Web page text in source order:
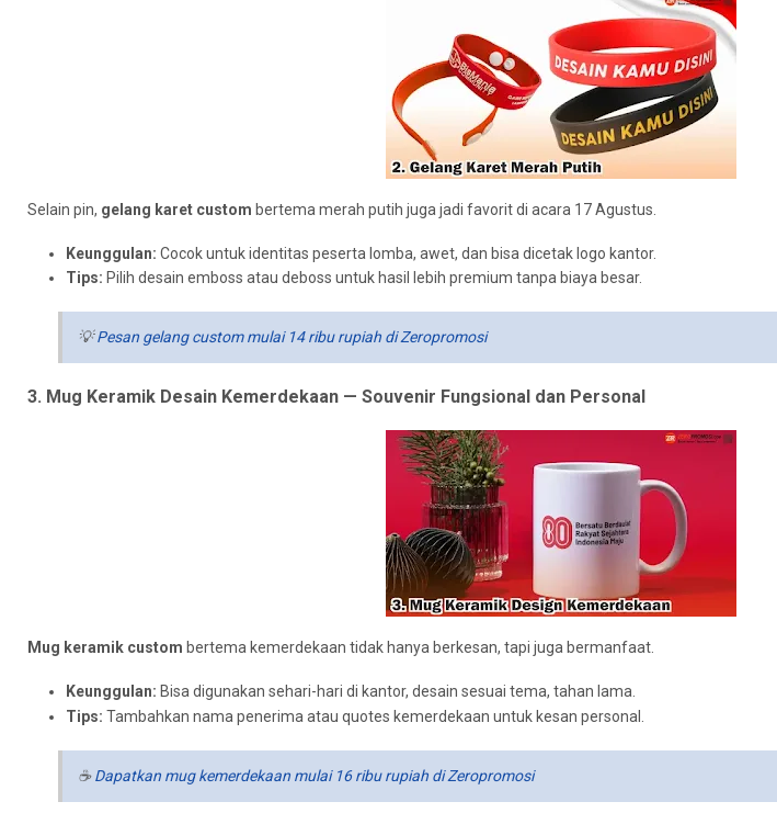
Selain pin, gelang karet custom bertema merah putih juga jadi favorit di acara 17 Agustus.
Keunggulan: Cocok untuk identitas peserta lomba, awet, dan bisa dicetak logo kantor.
Tips: Pilih desain emboss atau deboss untuk hasil lebih premium tanpa biaya besar.
💡Pesan gelang custom mulai 14 ribu rupiah di Zeropromosi
3. Mug Keramik Desain Kemerdekaan — Souvenir Fungsional dan Personal
Mug keramik custom bertema kemerdekaan tidak hanya berkesan, tapi juga bermanfaat.
Keunggulan: Bisa digunakan sehari-hari di kantor, desain sesuai tema, tahan lama.
Tips: Tambahkan nama penerima atau quotes kemerdekaan untuk kesan personal.
☕Dapatkan mug kemerdekaan mulai 16 ribu rupiah di Zeropromosi